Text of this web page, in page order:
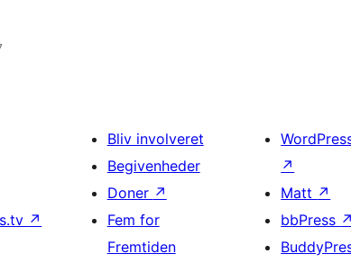
↗
Bliv involveret
Begivenheder
Doner ↗
Fem for
Fremtiden
↗
Matt ↗
bbPress ↗